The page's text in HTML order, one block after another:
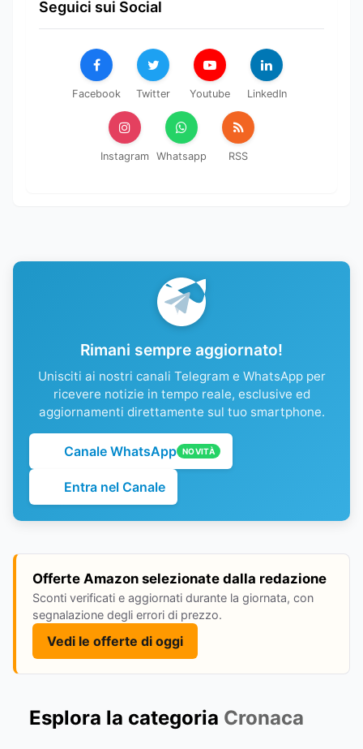
Seguici sui Social
Facebook Twitter Youtube LinkedIn
Instagram Whatsapp RSS
Rimani sempre aggiornato!
Unisciti ai nostri canali Telegram e WhatsApp per
ricevere notizie in tempo reale, esclusive ed
aggiornamenti direttamente sul tuo smartphone.
Canale WhatsApp NOVITÀ
Entra nel Canale
Offerte Amazon selezionate dalla redazione
Sconti verificati e aggiornati durante la giornata, con
segnalazione degli errori di prezzo.
Vedi le offerte di oggi
Esplora la categoria Cronaca